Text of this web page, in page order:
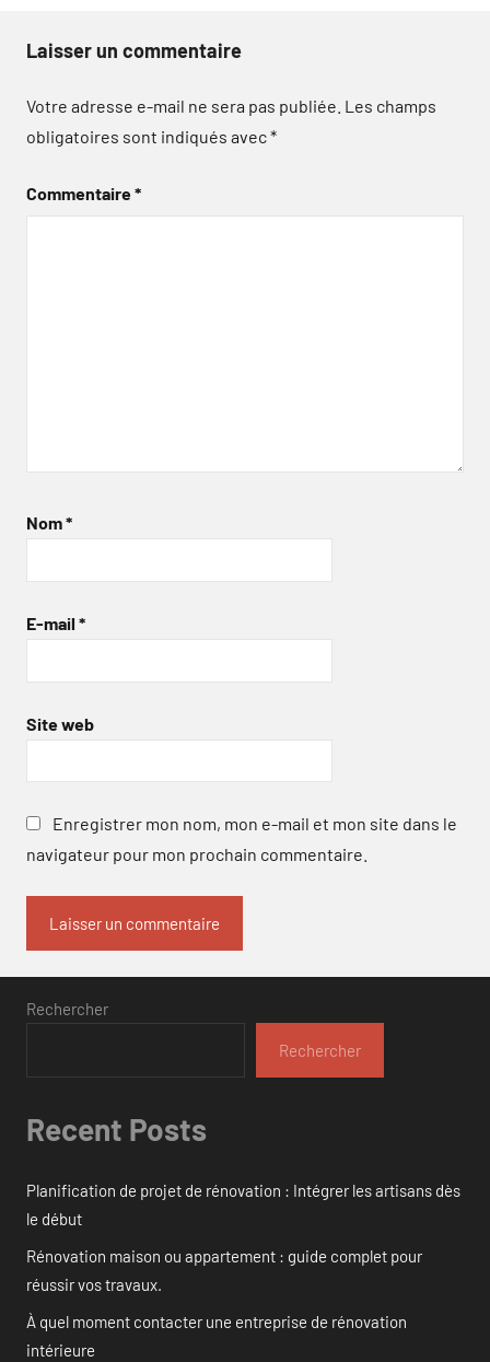
Laisser un commentaire
Votre adresse e-mail ne sera pas publiée. Les champs
obligatoires sont indiqués avec*
Commentaire*
Nom*
E-mail *
Site web
Enregistrer mon nom, mon e-mail et mon site dans le
navigateur pour mon prochain commentaire.
Rechercher
Rechercher
Recent Posts
Planification de projet de rénovation : Intégrer les artisans dès
le début
Rénovation maison ou appartement : guide complet pour
réussir vos travaux.
À quel moment contacter une entreprise de rénovation
intérieure